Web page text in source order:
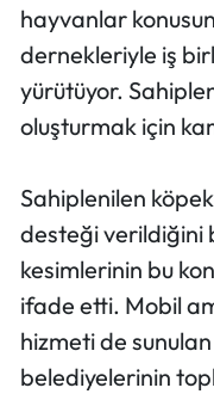
hayvanlar
dernekleriyle iş
yürütüyor.
oluşturmak için
Sahiplenilen
desteği verildiğini
kesimlerinin bu
ifade etti. Mobil
hizmeti de
belediyelerinin